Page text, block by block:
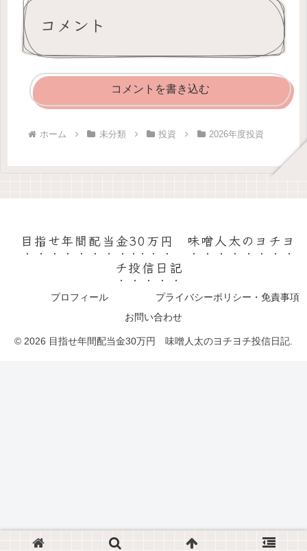
コメント
コメントを書き込む
ホーム 未分類 投資 2026年度投資
目指せ年間配当金30万円 味噌人太のヨチヨ
チ投信日記
プロフィール
プライバシーポリシー・免責事項
お問い合わせ
© 2026 目指せ年間配当金30万円 味噌人太のヨチヨチ投信日記.